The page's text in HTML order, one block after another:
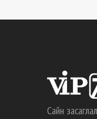
Сайн